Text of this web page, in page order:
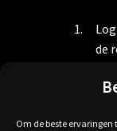
Om de beste ervaringen
de